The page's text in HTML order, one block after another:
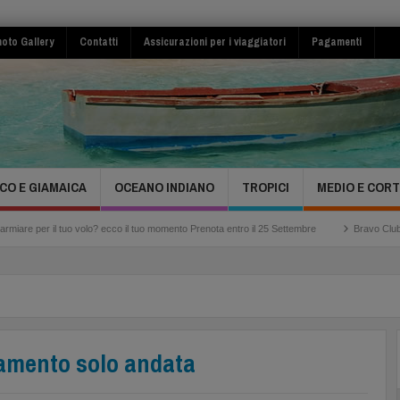
Gallery Contatti Assicurazioni per i viaggiatori Pagamenti
E GIAMAICA OCEANO INDIANO TROPICI MEDIO E
ecco il tuo momento Prenota entro il 25 Settembre Bravo Club Viva Miches
solo andata